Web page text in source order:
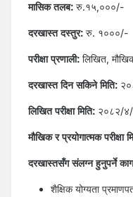
मासिक तलब: रु.१५,०००/-
दरखास्त दस्तुर: रु. १०००/-
परीक्षा प्रणाली: लिखित,
दरखास्त दिन सकिने मिति:
लिखित परीक्षा मिति: २०८२/
मौखिक र प्रयोगात्मक परीक्षा
दरखास्तसँग संलग्न हुनुपर्ने
शैक्षिक योग्यता